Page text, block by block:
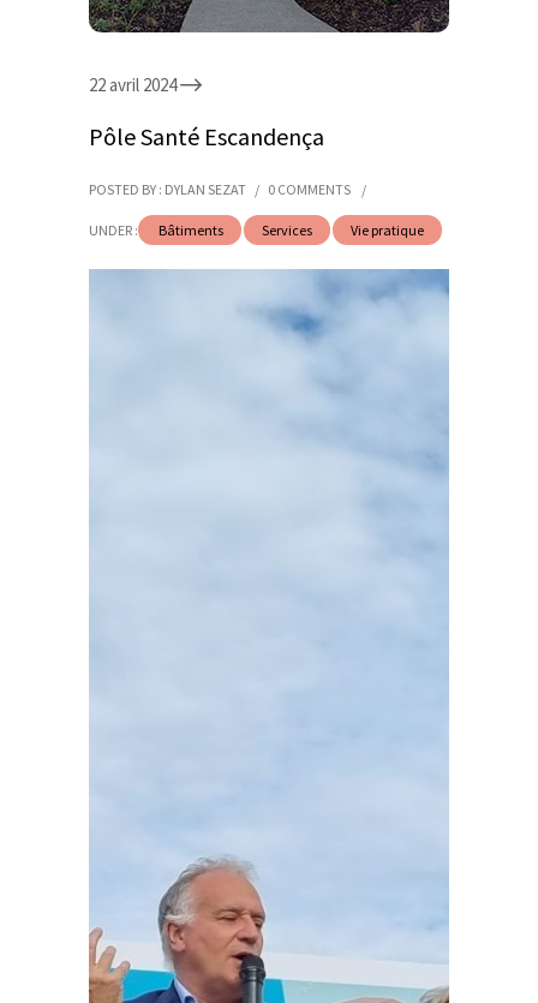
22 avril 2024
Pôle Santé Escandença
POSTED BY : DYLAN SEZAT / 0 COMMENTS /
UNDER : Bâtiments Services Vie pratique